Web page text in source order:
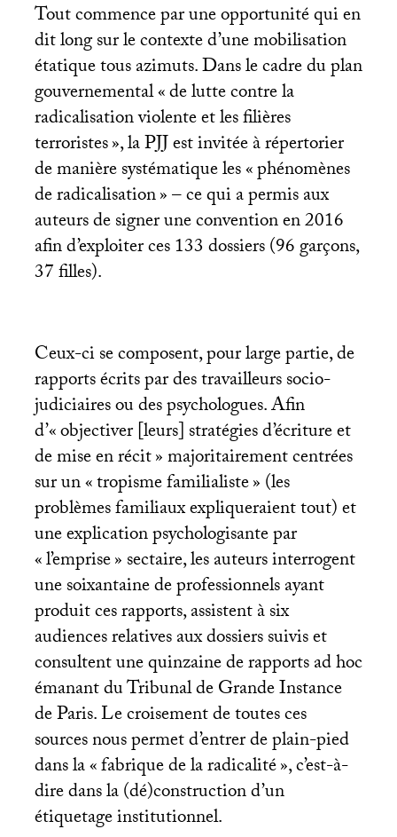
Tout commence par une opportunité qui en
dit long sur le contexte d’une mobilisation
étatique tous azimuts. Dans le cadre du plan
gouvernemental «de lutte contre la
radicalisation violente et les filières
terroristes», laPJJest invitée à répertorier
de manière systématique les «phénomènes
de radicalisation» – ce qui a permis aux
auteurs de signer une convention en 2016
afin d’exploiter ces 133 dossiers (96 garçons,
37 filles).
Ceux-ci se composent, pour large partie, de
rapports écrits par des travailleurs socio-
judiciaires ou des psychologues. Afin
d’«objectiver [leurs] stratégies d’écriture et
de mise en récit» majoritairement centrées
sur un «tropisme familialiste» (les
problèmes familiaux expliqueraient tout) et
une explication psychologisante par
«l’emprise» sectaire, les auteurs interrogent
une soixantaine de professionnels ayant
produit ces rapports, assistent à six
audiences relatives aux dossiers suivis et
consultent une quinzaine de rapports ad hoc
émanant du Tribunal de Grande Instance
de Paris. Le croisement de toutes ces
sources nous permet d’entrer de plain-pied
dans la «fabrique de la radicalité», c’est-à-
dire dans la (dé)construction d’un
étiquetage institutionnel.